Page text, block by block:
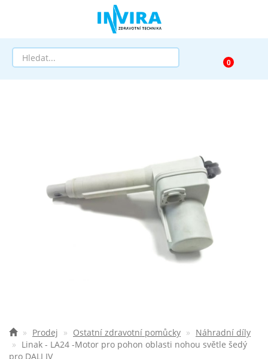
Pomůcky dle diagnózy
Kontakt
Prodej Ostatní zdravotní pomůcky
Náhradní díly
Linak - LA24 -Motor pro pohon oblasti nohou světle šedý
pro DALI IV